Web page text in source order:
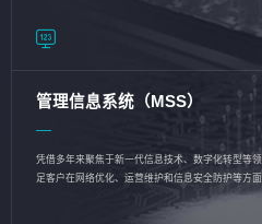
管理信息系统（MSS）
凭借多年来聚焦于新一代信息技术、数字化转型等
足客户在网络优化、运营维护和信息安全防护等方